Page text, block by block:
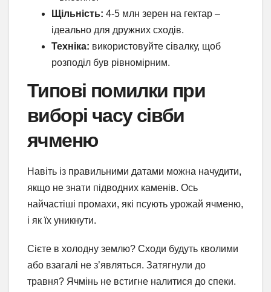
Щільність: 4-5 млн зерен на гектар –
ідеально для дружних сходів.
Техніка: використовуйте сівалку, щоб
розподіл був рівномірним.
Типові помилки при
виборі часу сівби
ячменю
Навіть із правильними датами можна начудити,
якщо не знати підводних каменів. Ось
найчастіші промахи, які псують урожай ячменю,
і як їх уникнути.
Сієте в холодну землю? Сходи будуть кволими
або взагалі не з’являться. Затягнули до
травня? Ячмінь не встигне налитися до спеки.